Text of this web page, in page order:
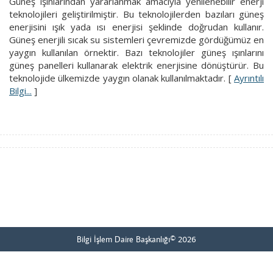
teknolojileri geliştirilmiştir. Bu teknolojilerden bazıları güneş
enerjisini ışık yada ısı enerjisi şeklinde doğrudan kullanır.
Güneş enerjili sıcak su sistemleri çevremizde gördüğümüz en
yaygın kullanılan örnektir. Bazı teknolojiler güneş ışınlarını
güneş panelleri kullanarak elektrik enerjisine dönüştürür. Bu
teknolojide ülkemizde yaygın olanak kullanılmaktadır. [ Ayrıntılı
Bilgi... ]
Bilgi İşlem Daire Başkanlığı© 2026